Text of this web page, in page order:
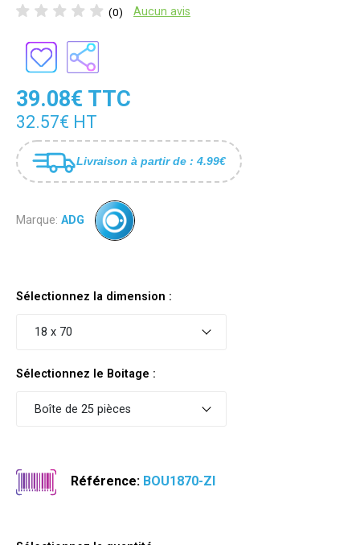
(0) Aucun avis
39.08€ TTC
32.57€ HT
Livraison à partir de : 4.99€
Marque: ADG
Sélectionnez la dimension :
18 x 70
Sélectionnez le Boitage :
Boîte de 25 pièces
Référence: BOU1870-ZI